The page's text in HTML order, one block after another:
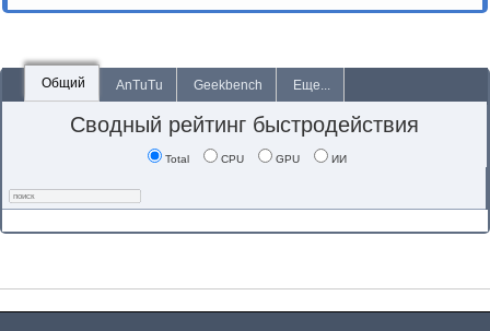
Общий AnTuTu Geekbench Еще...
Сводный рейтинг быстродействия
Total CPU GPU ИИ